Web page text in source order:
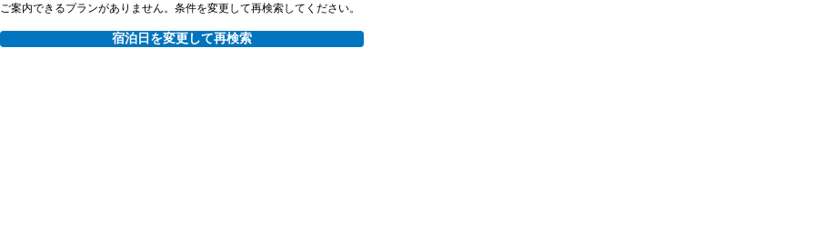
ご案内できるプランがありません。条件を変更して再検索してください。
宿泊日を変更して再検索